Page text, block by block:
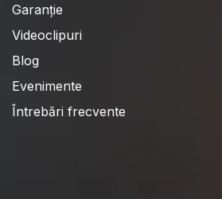
Garanție
Videoclipuri
Blog
Evenimente
Întrebări frecvente